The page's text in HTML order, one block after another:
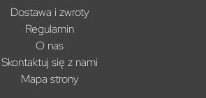
Dostawa i zwroty
Regulamin
O nas
Skontaktuj się z nami
Mapa strony